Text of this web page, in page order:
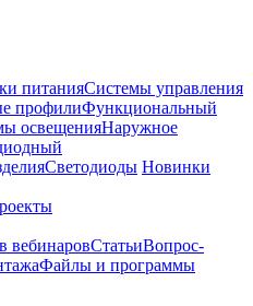
питанияСистемы управления
профилиФункциональный
освещенияНаружное
Светодиоды Новинки
вебинаровСтатьиВопрос-
Файлы и программы